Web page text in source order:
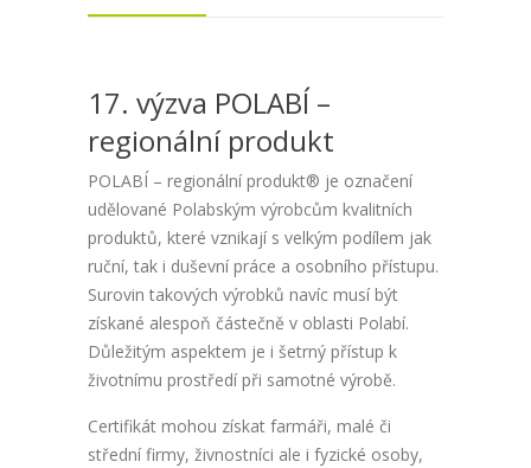
17. výzva POLABÍ –
regionální produkt
POLABÍ – regionální produkt® je označení
udělované Polabským výrobcům kvalitních
produktů, které vznikají s velkým podílem jak
ruční, tak i duševní práce a osobního přístupu.
Surovin takových výrobků navíc musí být
získané alespoň částečně v oblasti Polabí.
Důležitým aspektem je i šetrný přístup k
životnímu prostředí při samotné výrobě.
Certifikát mohou získat farmáři, malé či
střední firmy, živnostníci ale i fyzické osoby,